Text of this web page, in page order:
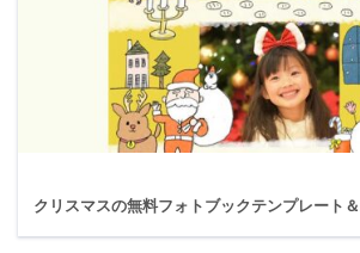
クリスマスの無料フォトブックテンプレート